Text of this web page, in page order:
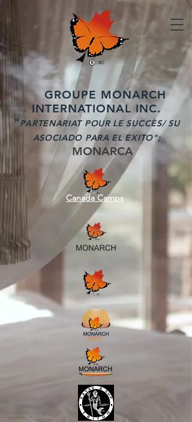
GROUPE MONARCH
INTERNATIONAL INC.
"PARTENARIAT POUR LE SUCCÈS/ SU
ASOCIADO PARA EL EXITO";
MONARCA
Canada Camps